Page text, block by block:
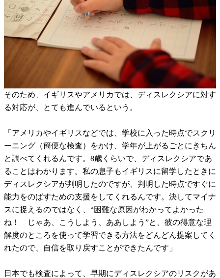
そのため、イギリスやアメリカでは、ディスレクシアに対す
る対応が、とても進んでいるという。
「アメリカやイギリスなどでは、学校に入った時点でスクリ
ーニング（簡便な検査）をかけ、学年が上がるごとにきちん
と調べてくれるんです。8歳くらいで、ディスレクシアであ
ることはわかります。私の息子もイギリスに留学したときに
ディスレクシアが判明したのですが、判明した時点ですぐに
能力をのばすための支援をしてくれるんです。決してマイナ
スに捉えるのではなく、“困難な原因がわかってよかった
ね！ じゃあ、こうしよう、ああしよう”と、彼の得意な理
解度のところを使って学習できる方法をどんどん提案してく
れたので、自信を取り戻すことができたんです」
日本でも検査によって、早期にディスレクシアのリスクがあ